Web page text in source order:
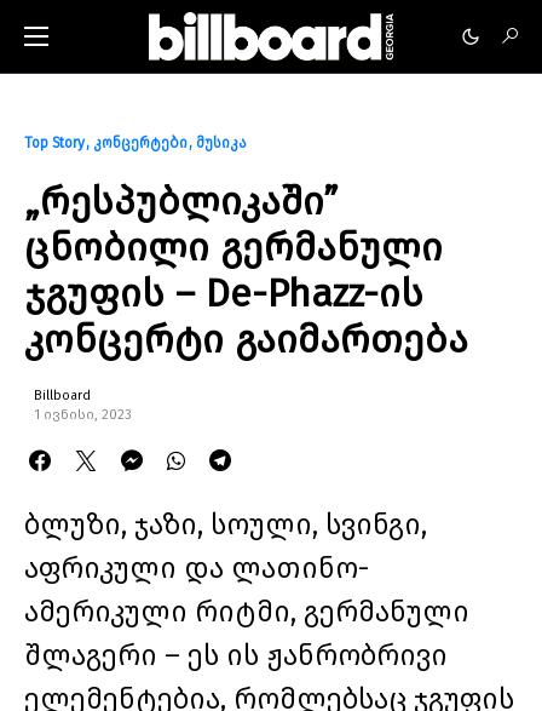
Top Story კონცერტები მუსიკა
„რესპუბლიკაში”
ცნობილი გერმანული
ჯგუფის – De-Phazz-ის
კონცერტი გაიმართება
Billboard
1 ივნისი, 2023
ბლუზი, ჯაზი, სოული, სვინგი,
აფრიკული და ლათინო-
ამერიკული რიტმი, გერმანული
შლაგერი – ეს ის ჟანრობრივი
ელემენტებია, რომლებსაც ჯგუფის